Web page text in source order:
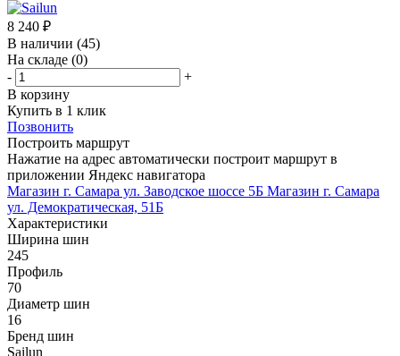
8 240 ₽
В наличии (45)
На складе (0)
-
+
В корзину
Купить в 1 клик
Позвонить
Построить маршрут
Нажатие на адрес автоматически построит маршрут в
приложении Яндекс навигатора
Магазин г. Самара ул. Заводское шоссе 5Б Магазин г. Самара
ул. Демократическая, 51Б
Характеристики
Ширина шин
245
Профиль
70
Диаметр шин
16
Бренд шин
Sailun